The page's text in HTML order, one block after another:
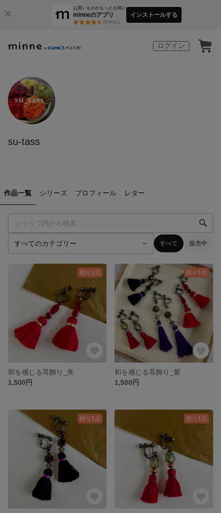
お買いものがもっとお得に
minneのアプリ
3万件以上
インストールする
ログイン
su-tass
作品一覧 シリーズ プロフィール レター
すべて 販売中
残り1点
和を感じる耳飾り_朱
1,500円
残り1点
和を感じる耳飾り_紫
1,500円
残り1点 残り1点